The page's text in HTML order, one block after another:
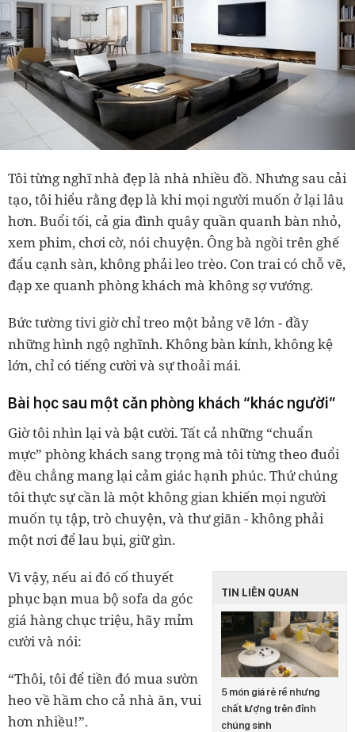
Tôi từng nghĩ nhà đẹp là nhà nhiều đồ. Nhưng sau cải
tạo, tôi hiểu rằng đẹp là khi mọi người muốn ở lại lâu
hơn. Buổi tối, cả gia đình quây quần quanh bàn nhỏ,
xem phim, chơi cờ, nói chuyện. Ông bà ngồi trên ghế
đẩu cạnh sàn, không phải leo trèo. Con trai có chỗ vẽ,
đạp xe quanh phòng khách mà không sợ vướng.
Bức tường tivi giờ chỉ treo một bảng vẽ lớn - đầy
những hình ngộ nghĩnh. Không bàn kính, không kệ
lớn, chỉ có tiếng cười và sự thoải mái.
Bài học sau một căn phòng khách “khác người”
Giờ tôi nhìn lại và bật cười. Tất cả những “chuẩn
mực” phòng khách sang trọng mà tôi từng theo đuổi
đều chẳng mang lại cảm giác hạnh phúc. Thứ chúng
tôi thực sự cần là một không gian khiến mọi người
muốn tụ tập, trò chuyện, và thư giãn -không phải
một nơi để lau bụi, giữ gìn.
TIN LIÊN QUAN
5 món giá rẻ rề nhưng
chất lượng trên đỉnh
chúng sinh
Vì vậy, nếu ai đó cố thuyết
phục bạn mua bộ sofa da góc
giá hàng chục triệu, hãy mỉm
cười và nói:
“Thôi, tôi để tiền đó mua sườn
heo về hầm cho cả nhà ăn, vui
hơn nhiều!”.